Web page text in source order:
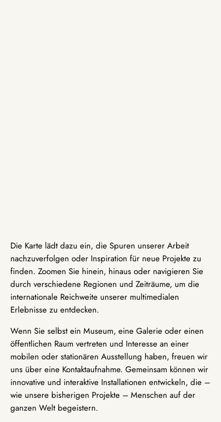
Die Karte lädt dazu ein, die Spuren unserer Arbeit
nachzuverfolgen oder Inspiration für neue Projekte zu
finden. Zoomen Sie hinein, hinaus oder navigieren Sie
durch verschiedene Regionen und Zeiträume, um die
internationale Reichweite unserer multimedialen
Erlebnisse zu entdecken.
Wenn Sie selbst ein Museum, eine Galerie oder einen
öffentlichen Raum vertreten und Interesse an einer
mobilen oder stationären Ausstellung haben, freuen wir
uns über eine Kontaktaufnahme. Gemeinsam können wir
innovative und interaktive Installationen entwickeln, die –
wie unsere bisherigen Projekte – Menschen auf der
ganzen Welt begeistern.